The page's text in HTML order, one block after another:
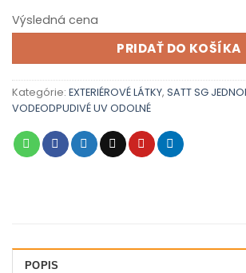
Výsledná cena
PRIDAŤ DO KOŠÍKA
Kategórie: EXTERIÉROVÉ LÁTKY, SATT SG
VODEODPUDIVÉ UV ODOLNÉ
POPIS